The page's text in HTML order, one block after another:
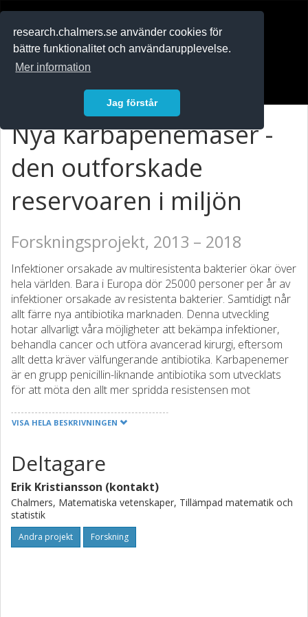
research.chalmers.se använder cookies för
bättre funktionalitet och användarupplevelse.
Mer information
Jag förstår
Nya karbapenemaser -
den outforskade
reservoaren i miljön
Forskningsprojekt, 2013 – 2018
Infektioner orsakade av multiresistenta bakterier ökar över
hela världen. Bara i Europa dör 25000 personer per år av
infektioner orsakade av resistenta bakterier. Samtidigt når
allt färre nya antibiotika marknaden. Denna utveckling
hotar allvarligt våra möjligheter att bekämpa infektioner,
behandla cancer och utföra avancerad kirurgi, eftersom
allt detta kräver välfungerande antibiotika. Karbapenemer
är en grupp penicillin-liknande antibiotika som utvecklats
för att möta den allt mer spridda resistensen mot
mot karbapenemer spridas. De resistenta bakterierna
riskerar vi att stå helt utan behandlingsmöjligheter, något
som tyvärr redan har inträffat i vissa fall. För 70 år sedan
var de flesta sjukdomsframkallande bakterier känsliga för
antibiotika, men i dag har många av dessa blivit resistenta.
Ett vanligt sätt för bakterier att bli resistenta är genom att
ta upp resistensgener från andra, ofta helt ofarliga
VISA HELA BESKRIVNINGEN
Deltagare
Erik Kristiansson (kontakt)
Chalmers, Matematiska vetenskaper, Tillämpad matematik och
statistik
Andra projekt Forskning